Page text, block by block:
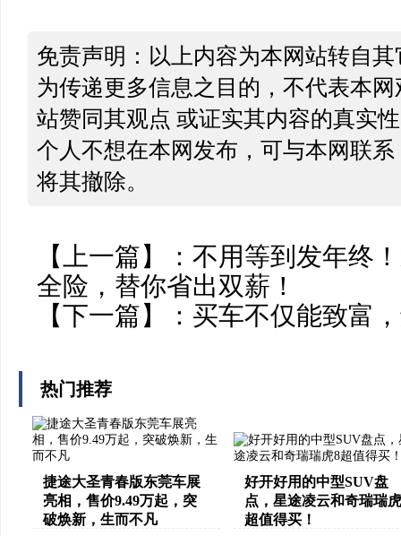
免责声明：以上内容为本网站转自
为传递更多信息之目的，不代表本
站赞同其观点 或证实其内容的真实
个人不想在本网发布，可与本网联
将其撤除。
【上一篇】： 不用等到发年终
全险，替你省出双薪！
【下一篇】： 买车不仅能致富
热门推荐
捷途大圣青春版东莞车展
亮相，售价9.49万起，突
破焕新，生而不凡
好开好用的中型SUV盘
点，星途凌云和奇瑞瑞
超值得买！